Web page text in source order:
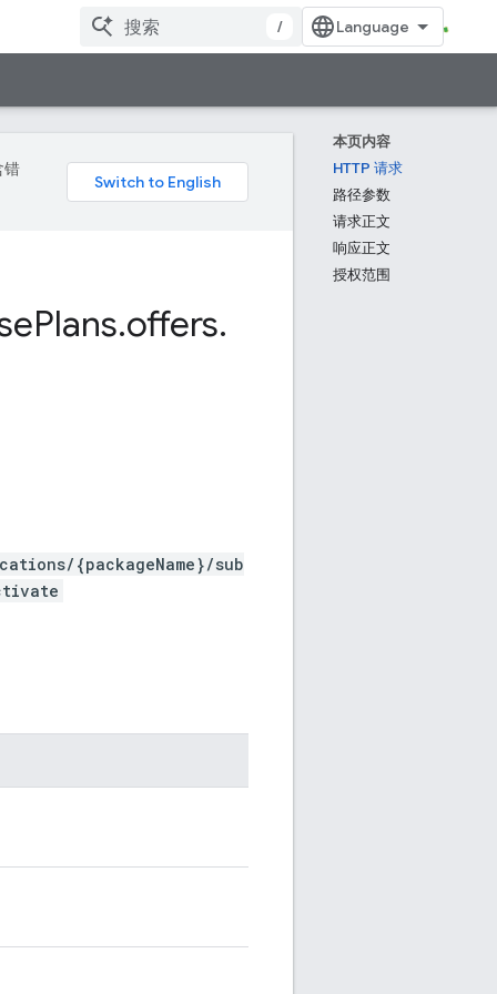
/
本页内容
HTTP 请求
路径参数
请求正文
响应正文
授权范围
错
Plans.offers.
{packageName}/sub